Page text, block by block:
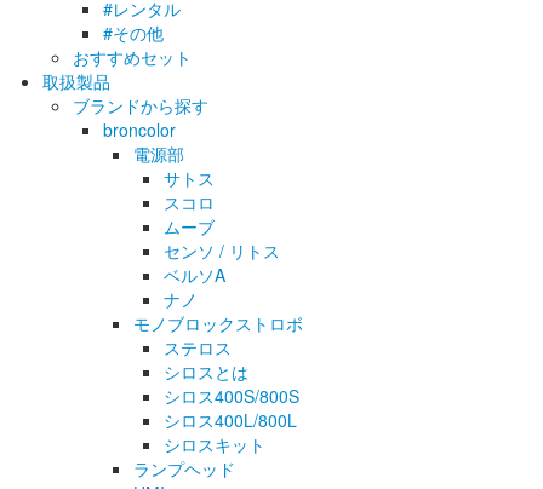
#レンタル
#その他
おすすめセット
取扱製品
ブランドから探す
broncolor
電源部
サトス
スコロ
ムーブ
センソ / リトス
ベルソA
ナノ
モノブロックストロボ
ステロス
シロスとは
シロス400S/800S
シロス400L/800L
シロスキット
ランプヘッド